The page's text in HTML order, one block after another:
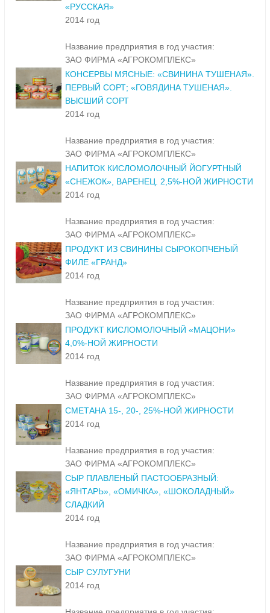
«РУССКАЯ»
2014 год
Название предприятия в год участия:
ЗАО ФИРМА «АГРОКОМПЛЕКС»
КОНСЕРВЫ МЯСНЫЕ: «СВИНИНА ТУШЕНАЯ».
ПЕРВЫЙ СОРТ; «ГОВЯДИНА ТУШЕНАЯ».
ВЫСШИЙ СОРТ
2014 год
Название предприятия в год участия:
ЗАО ФИРМА «АГРОКОМПЛЕКС»
НАПИТОК КИСЛОМОЛОЧНЫЙ ЙОГУРТНЫЙ
«СНЕЖОК», ВАРЕНЕЦ. 2,5%-НОЙ ЖИРНОСТИ
2014 год
Название предприятия в год участия:
ЗАО ФИРМА «АГРОКОМПЛЕКС»
ПРОДУКТ ИЗ СВИНИНЫ СЫРОКОПЧЕНЫЙ
ФИЛЕ «ГРАНД»
2014 год
Название предприятия в год участия:
ЗАО ФИРМА «АГРОКОМПЛЕКС»
ПРОДУКТ КИСЛОМОЛОЧНЫЙ «МАЦОНИ»
4,0%-НОЙ ЖИРНОСТИ
2014 год
Название предприятия в год участия:
ЗАО ФИРМА «АГРОКОМПЛЕКС»
СМЕТАНА 15-, 20-, 25%-НОЙ ЖИРНОСТИ
2014 год
Название предприятия в год участия:
ЗАО ФИРМА «АГРОКОМПЛЕКС»
СЫР ПЛАВЛЕНЫЙ ПАСТООБРАЗНЫЙ:
«ЯНТАРЬ», «ОМИЧКА», «ШОКОЛАДНЫЙ»
СЛАДКИЙ
2014 год
Название предприятия в год участия:
ЗАО ФИРМА «АГРОКОМПЛЕКС»
СЫР СУЛУГУНИ
2014 год